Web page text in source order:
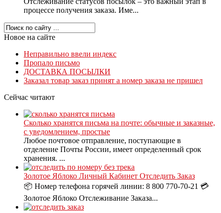
процессе получения заказа. Име...
Новое на сайте
Неправильно ввели индекс
Пропало письмо
ДОСТАВКА ПОСЫЛКИ
Заказал товар заказ принят а номер заказа не пришел
Сейчас читают
Сколько хранятся письма на почте: обычные и заказные,
с уведомлением, простые
Любое почтовое отправление, поступающие в
отделение Почты России, имеет определенный срок
хранения. ...
Золотое Яблоко Личный Кабинет Отследить Заказ
📦 Номер телефона горячей линии: 8 800 770-70-21 💳
Золотое Яблоко Отслеживание Заказа...